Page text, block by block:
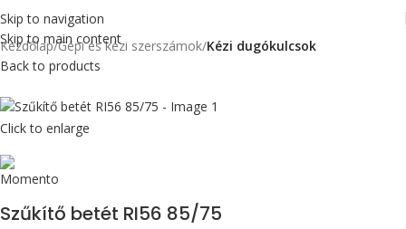
Skip to navigation
Skip to main content
Kezdőlap Gépi és kézi szerszámok Kézi dugókulcsok
Back to products
Click to enlarge
Szűkítő betét RI56 85/75